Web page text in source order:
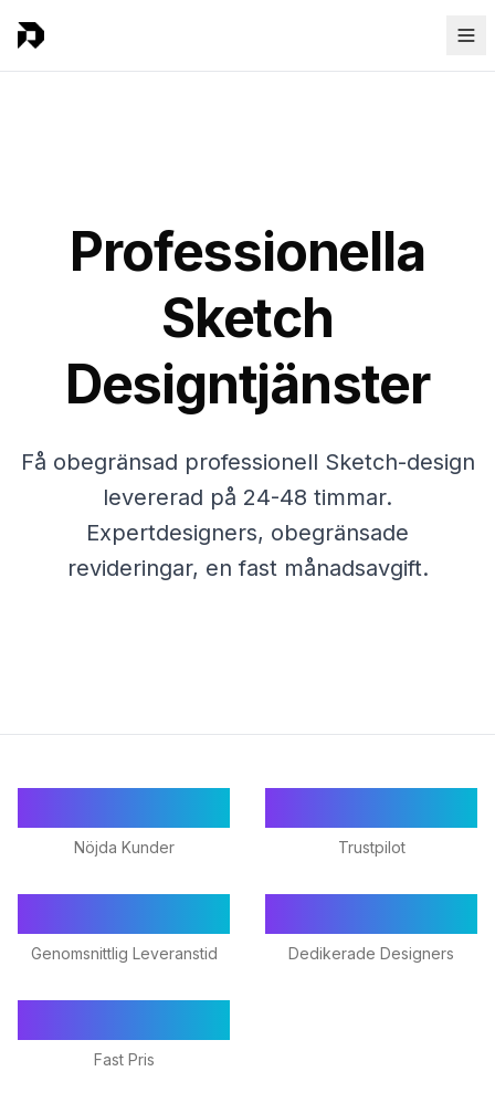
Professionella
Sketch
Designtjänster
Få obegränsad professionell Sketch-design
levererad på 24-48 timmar.
Expertdesigners, obegränsade
revideringar, en fast månadsavgift.
Nöjda Kunder Trustpilot
Genomsnittlig Leveranstid Dedikerade Designers
Fast Pris